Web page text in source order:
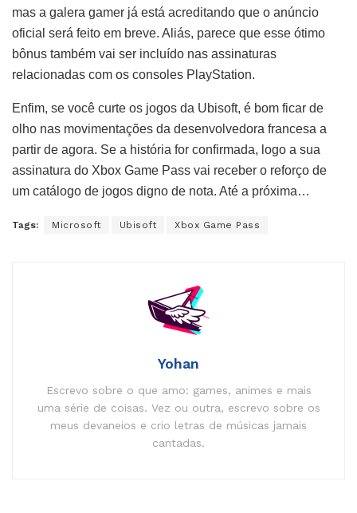
mas a galera gamer já está acreditando que o anúncio
oficial será feito em breve. Aliás, parece que esse ótimo
bônus também vai ser incluído nas assinaturas
relacionadas com os consoles PlayStation.
Enfim, se você curte os jogos da Ubisoft, é bom ficar de
olho nas movimentações da desenvolvedora francesa a
partir de agora. Se a história for confirmada, logo a sua
assinatura do Xbox Game Pass vai receber o reforço de
um catálogo de jogos digno de nota. Até a próxima…
Tags: Microsoft Ubisoft Xbox Game Pass
Yohan
Escrevo sobre o que amo: games, animes e mais
uma série de coisas. Vez ou outra, escrevo sobre os
meus devaneios e crio letras de músicas jamais
cantadas.